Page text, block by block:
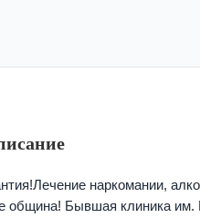
наркомании,
община! Бывшая клиника